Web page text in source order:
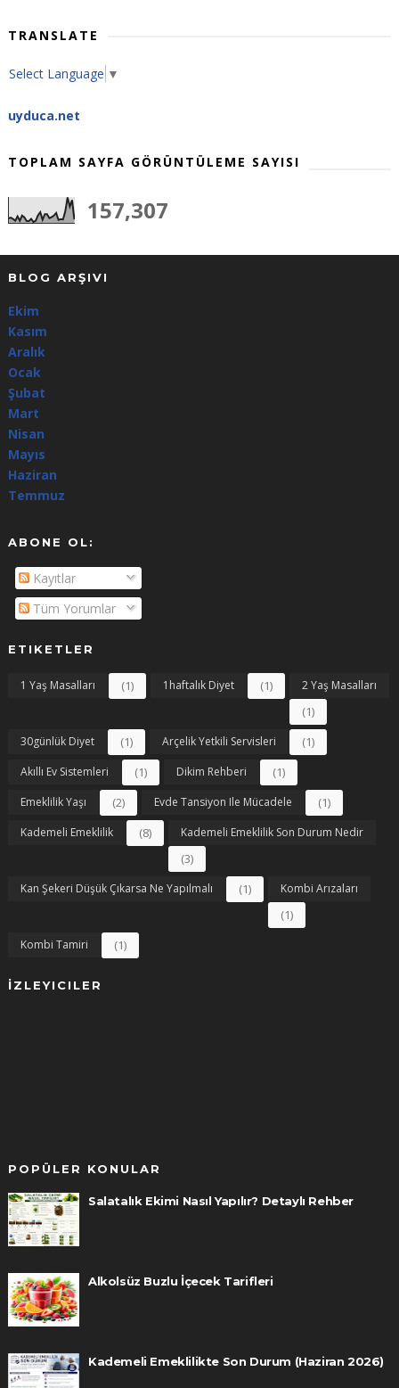
TRANSLATE
Select Language ▼
uyduca.net
TOPLAM SAYFA GÖRÜNTÜLEME SAYISI
157,307
BLOG ARŞIVI
Ekim
Kasım
Aralık(344)
Ocak(100)
Şubat
Mart
Nisan
Mayıs
Haziran
Temmuz
ABONE OL:
Kayıtlar
Tüm Yorumlar
ETIKETLER
1 Yaş Masalları (1) 1haftalık Diyet (1) 2 Yaş Masalları
(1)
30günlük Diyet (1) Arçelik Yetkili Servisleri (1)
Akıllı Ev Sistemleri (1) Dikim Rehberi (1)
Emeklilik Yaşı (2) Evde Tansiyon Ile Mücadele (1)
Kademeli Emeklilik (8) Kademeli Emeklilik Son Durum Nedir
(3)
Kan Şekeri Düşük Çıkarsa Ne Yapılmalı (1) Kombi Arızaları
(1)
Kombi Tamiri (1)
İZLEYICILER
POPÜLER KONULAR
Salatalık Ekimi Nasıl Yapılır? Detaylı Rehber
Alkolsüz Buzlu İçecek Tarifleri
Kademeli Emeklilikte Son Durum (Haziran 2026)